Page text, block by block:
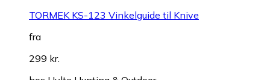
TORMEK KS-123 Vinkelguide til Knive
fra
299 kr.